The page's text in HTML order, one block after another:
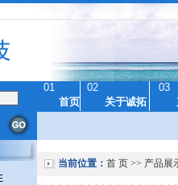
01 02
03
首页
关于诚拓
当前位置： 首 页>> 产品展